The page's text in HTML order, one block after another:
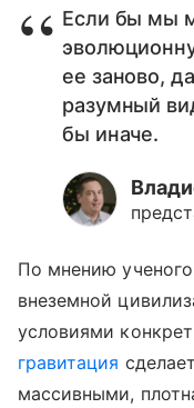
Если бы мы
ее заново,
разумный
бы иначе.
По мнению
внеземной
условиями
гравитация
массивными,